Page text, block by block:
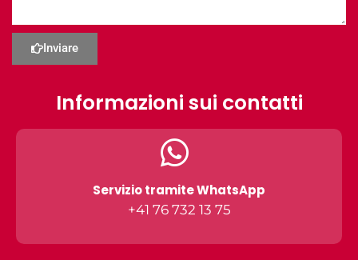
Inviare
Informazioni sui contatti
Servizio tramite WhatsApp
+41 76 732 13 75